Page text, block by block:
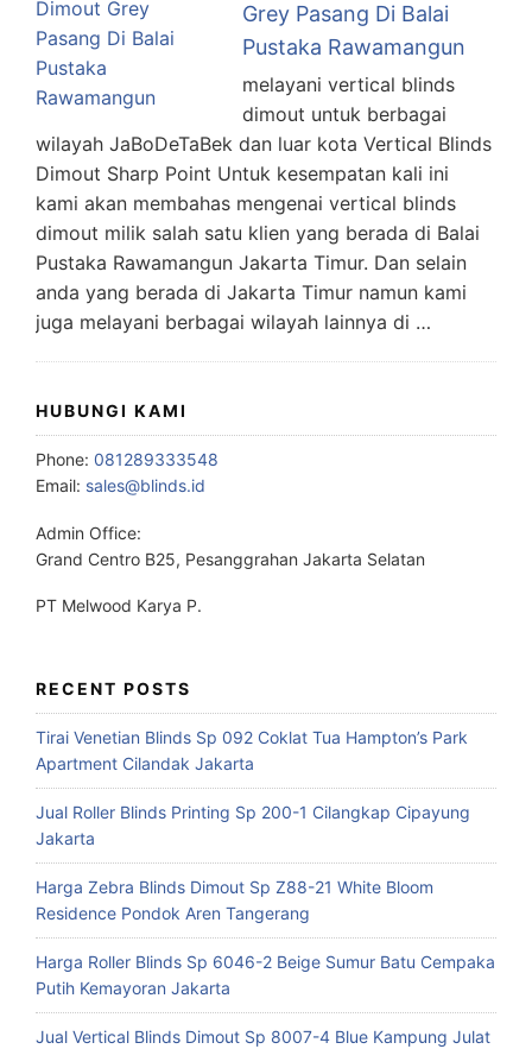
Grey Pasang Di Balai
Pustaka Rawamangun
melayani vertical blinds
dimout untuk berbagai
wilayah JaBoDeTaBek dan luar kota Vertical Blinds
Dimout Sharp Point Untuk kesempatan kali ini
kami akan membahas mengenai vertical blinds
dimout milik salah satu klien yang berada di Balai
Pustaka Rawamangun Jakarta Timur. Dan selain
anda yang berada di Jakarta Timur namun kami
juga melayani berbagai wilayah lainnya di …
HUBUNGI KAMI
Phone: 081289333548
Email: sales@blinds.id
Admin Office:
Grand Centro B25, Pesanggrahan Jakarta Selatan
PT Melwood Karya P.
RECENT POSTS
Tirai Venetian Blinds Sp 092 Coklat Tua Hampton’s Park
Apartment Cilandak Jakarta
Jual Roller Blinds Printing Sp 200-1 Cilangkap Cipayung
Jakarta
Harga Zebra Blinds Dimout Sp Z88-21 White Bloom
Residence Pondok Aren Tangerang
Harga Roller Blinds Sp 6046-2 Beige Sumur Batu Cempaka
Putih Kemayoran Jakarta
Jual Vertical Blinds Dimout Sp 8007-4 Blue Kampung Julat